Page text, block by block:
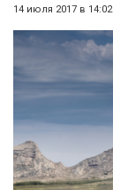
14 июля 2017 в 14:02